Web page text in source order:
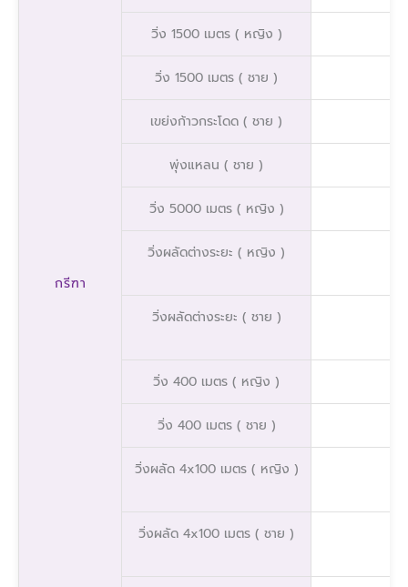
กรีฑา
วิ่ง 1500 เมตร ( หญิง )
วิ่ง 1500 เมตร ( ชาย )
เขย่งก้าวกระโดด ( ชาย )
พุ่งแหลน ( ชาย )
วิ่ง 5000 เมตร ( หญิง )
วิ่งผลัดต่างระยะ ( หญิง )
วิ่งผลัดต่างระยะ ( ชาย )
วิ่ง 400 เมตร ( หญิง )
วิ่ง 400 เมตร ( ชาย )
วิ่งผลัด 4x100 เมตร ( หญิง )
วิ่งผลัด 4x100 เมตร ( ชาย )